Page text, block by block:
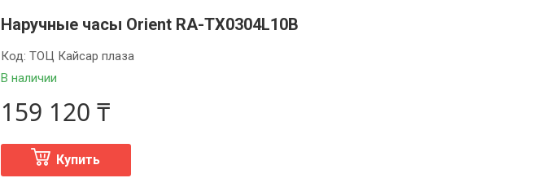
Наручные часы Orient RA-TX0304L10B
В наличии
Код: ТОЦ Кайсар плаза
159 120 ₸
Купить